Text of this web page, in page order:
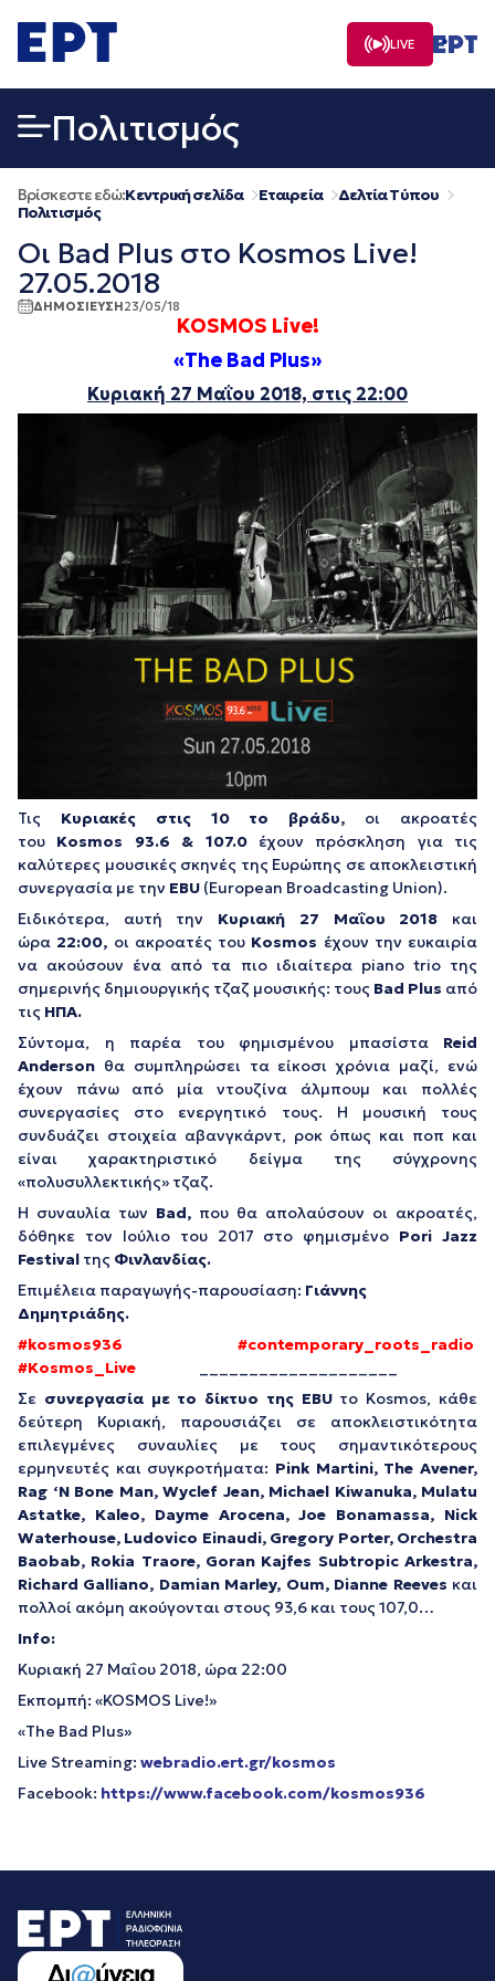
σε
περιεχόμενο
LIVE
Πολιτισμός
Βρίσκεστε εδώ:Κεντρική σελίδα Εταιρεία
Δελτία Τύπου
Πολιτισμός
Οι Bad Plus στο Kosmos Live!
27.05.2018
ΔΗΜΟΣΙΕΥΣΗ23/05/18
KOSMOS Live!
«The Bad Plus»
Κυριακή 27 Μαΐου 2018, στις 22:00
Τις Κυριακές στις 10 το βράδυ, οι ακροατές
του Kosmos 93.6 & 107.0έχουν πρόσκληση για τις
καλύτερες μουσικές σκηνές της Ευρώπης σε αποκλειστική
συνεργασία με την EBU (European Broadcasting Union).
Ειδικότερα, αυτή την Κυριακή 27 Μαΐου 2018
και
ώρα 22:00, οι ακροατές του Kosmos έχουν την ευκαιρία
να ακούσουν ένα από τα πιο ιδιαίτερα piano trio της
σημερινής δημιουργικής τζαζ μουσικής: τους Bad Plus από
τις ΗΠΑ.
Σύντομα, η παρέα του φημισμένου μπασίστα Reid
Anderson θα συμπληρώσει τα είκοσι χρόνια μαζί, ενώ
έχουν πάνω από μία ντουζίνα άλμπουμ και πολλές
συνεργασίες στο ενεργητικό τους. Η μουσική τους
συνδυάζει στοιχεία αβανγκάρντ, ροκ όπως και ποπ και
είναι χαρακτηριστικό δείγμα της σύγχρονης
«πολυσυλλεκτικής» τζαζ.
Η συναυλία των Bad, που θα απολαύσουν οι ακροατές,
δόθηκε τον Ιούλιο του 2017 στο φημισμένο Pori Jazz
Festival της Φινλανδίας.
Επιμέλεια παραγωγής-παρουσίαση: Γιάννης
Δημητριάδης.
#kosmos936 #contemporary_roots_radio
#Kosmos_Live
Σε συνεργασία με το δίκτυο της EBUτo Kosmos, κάθε
δεύτερη Κυριακή, παρουσιάζει σε αποκλειστικότητα
επιλεγμένες συναυλίες με τους σημαντικότερους
ερμηνευτές και συγκροτήματα: Pink Martini, The Avener,
Rag ‘N Bone Man, Wyclef Jean, Michael Kiwanuka, Mulatu
Astatke, Kaleo, Dayme Arocena, Joe Bonamassa, Nick
Waterhouse, Ludovico Einaudi, Gregory Porter, Orchestra
Baobab, Rokia Traore, Goran Kajfes Subtropic Arkestra,
Richard Galliano, Damian Marley, Oum, Dianne Reeves και
πολλοί ακόμη ακούγονται στους 93,6 και τους 107,0…
Info:
Κυριακή 27 Μαΐου 2018, ώρα 22:00
Εκπομπή: «KOSMOS Live!»
«The Bad Plus»
Live Streaming: webradio.ert.gr/kosmos
Facebook: https://www.facebook.com/kosmos936